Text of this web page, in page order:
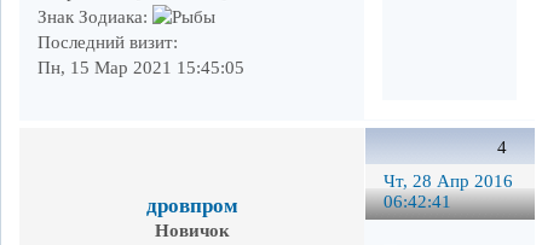
Знак Зодиака:
Последний визит:
Пн, 15 Мар 2021 15:45:05
4
Чт, 28 Апр 2016
06:42:41
дровпром
Новичок